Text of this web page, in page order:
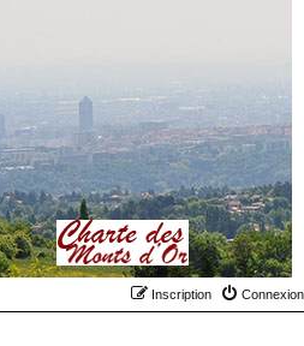
Connexion
Inscription